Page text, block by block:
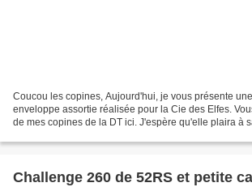
Coucou les copines, Aujourd'hui, je vous présente
enveloppe assortie réalisée pour la Cie des Elfes.
de mes copines de la DT ici. J'espère qu'elle plaira à
Challenge 260 de 52RS et petite